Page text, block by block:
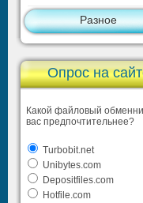
Разное
Опрос на
Какой файловый
вас предпочтительнее?
Turbobit.net
Unibytes.com
Depositfiles.com
Hotfile.com